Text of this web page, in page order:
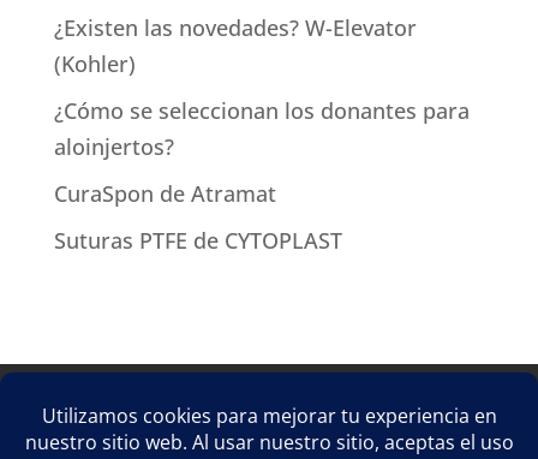
¿Existen las novedades? W-Elevator
(Kohler)
¿Cómo se seleccionan los donantes para
aloinjertos?
CuraSpon de Atramat
Suturas PTFE de CYTOPLAST
Aviso Legal
Política de privacidad
Política de cookies